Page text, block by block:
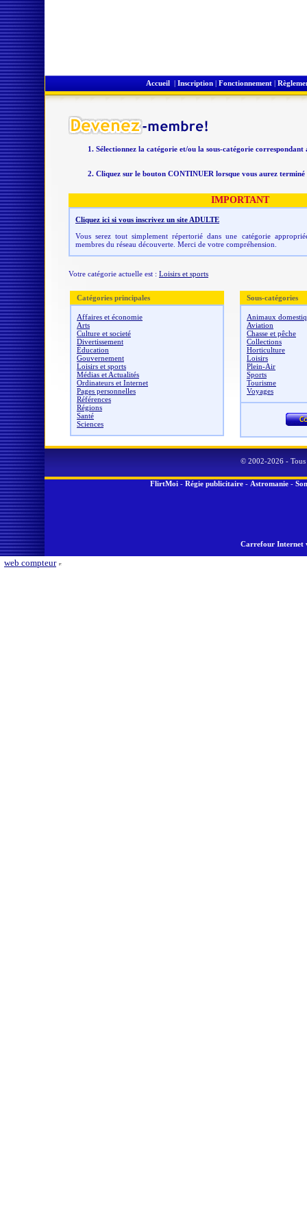
Accueil | Inscription | Fonctionnement |
Sélectionnez la catégorie et/ou la sous-catégorie correspondant
Cliquez sur le bouton CONTINUER lorsque vous aurez terminé
IMPORTANT
Cliquez ici si vous inscrivez un site ADULTE
Vous serez tout simplement répertorié dans une catégorie
membres du réseau découverte. Merci de votre compréhension.
Votre catégorie actuelle est : Loisirs et sports
Catégories principales
Affaires et économie
Arts
Culture et societé
Divertissement
Éducation
Gouvernement
Loisirs et sports
Médias et Actualités
Ordinateurs et Internet
Pages personnelles
Références
Régions
Santé
Sciences
Sous-catégories
Animaux
Aviation
Chasse et pêche
Collections
Horticulture
Loisirs
Plein-Air
Sports
Tourisme
Voyages
© 2002-2026 - Tous
FlirtMoi - Régie publicitaire - Astromanie -
Carrefour Internet
web compteur